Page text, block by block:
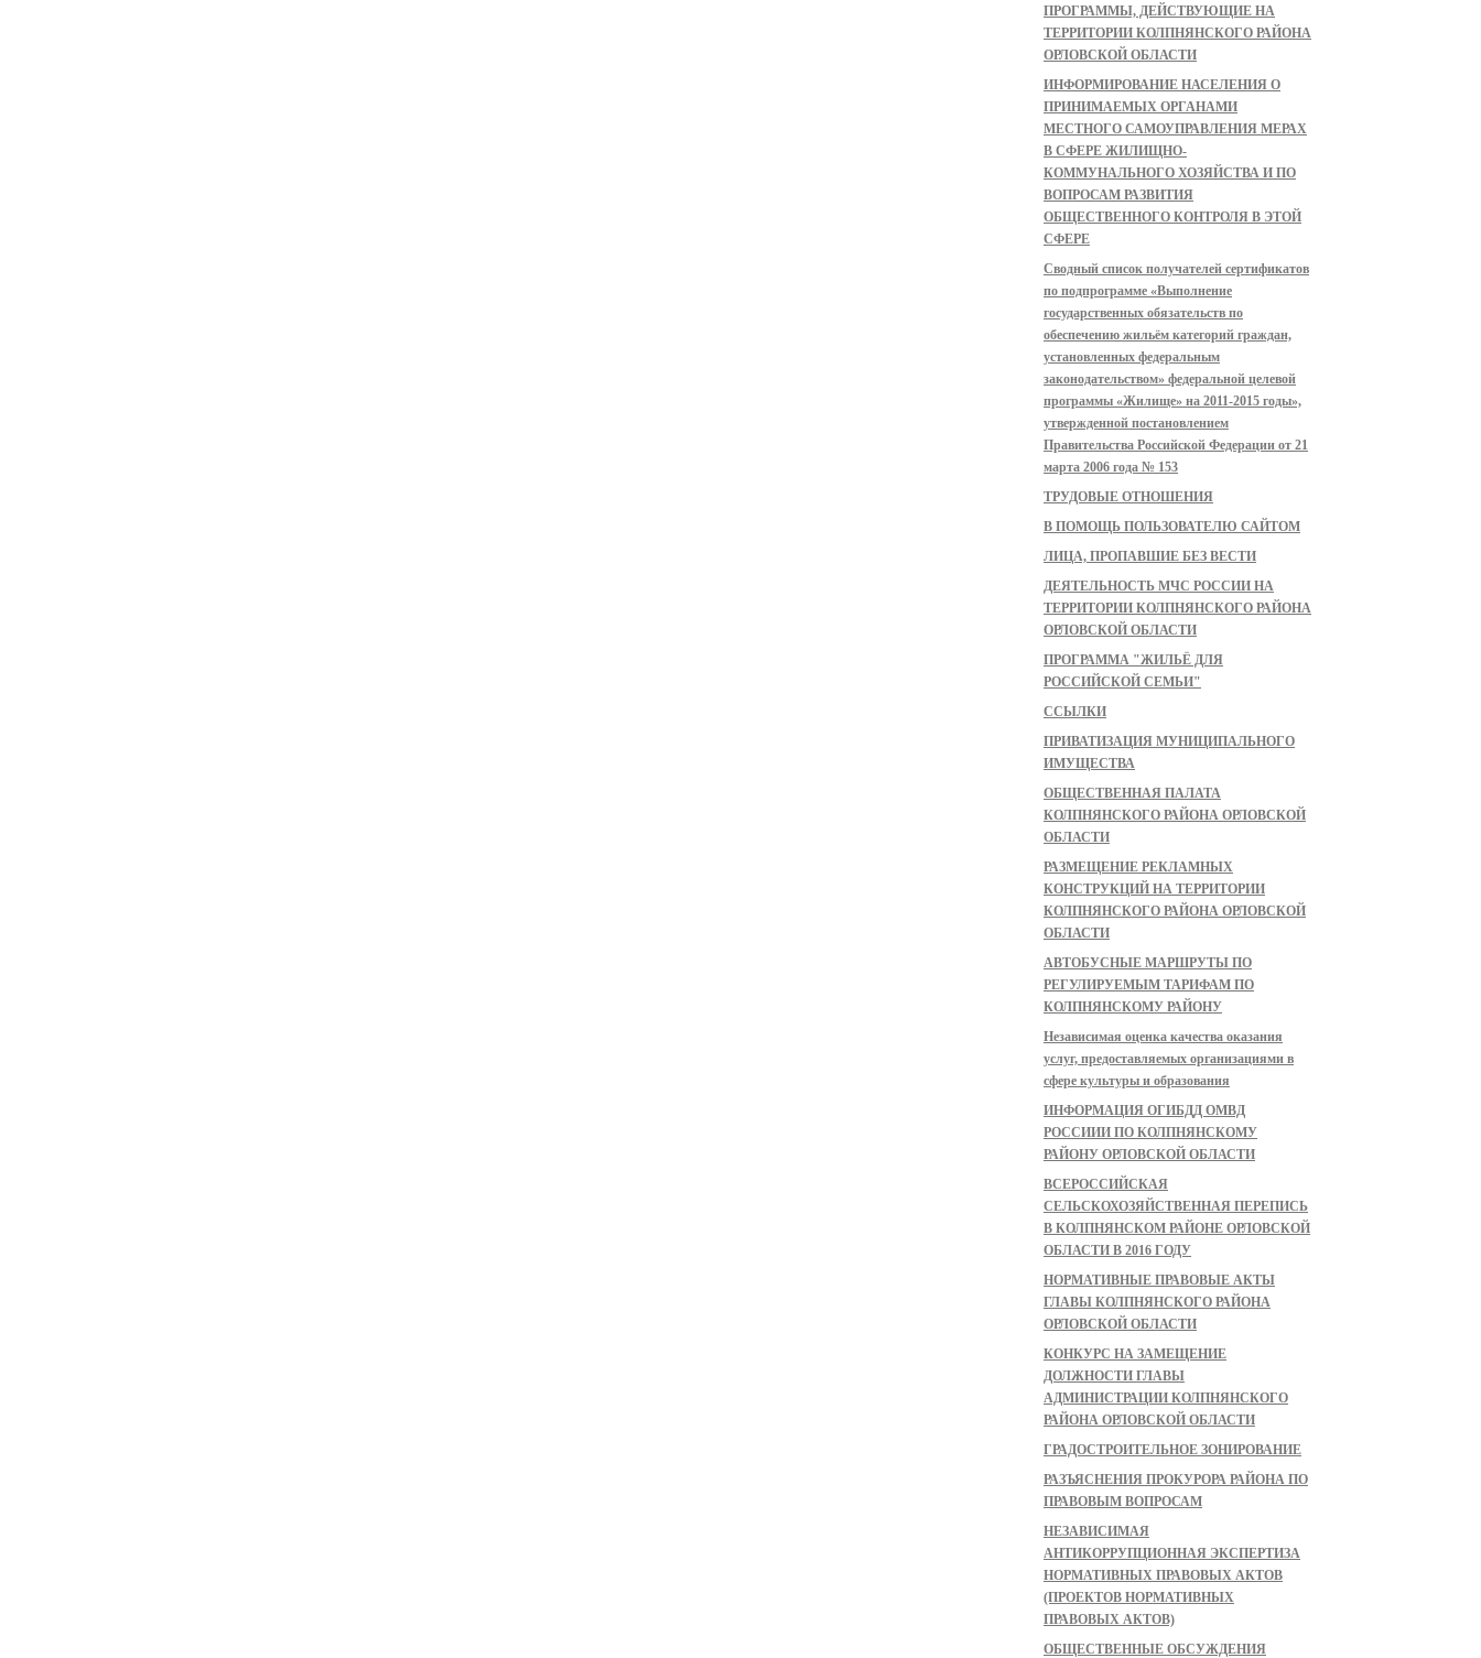
ПРОГРАММЫ, ДЕЙСТВУЮЩИЕ НА
ТЕРРИТОРИИ КОЛПНЯНСКОГО РАЙОНА
ОРЛОВСКОЙ ОБЛАСТИ
ИНФОРМИРОВАНИЕ НАСЕЛЕНИЯ О
ПРИНИМАЕМЫХ ОРГАНАМИ
МЕСТНОГО САМОУПРАВЛЕНИЯ МЕРАХ
В СФЕРЕ ЖИЛИЩНО-
КОММУНАЛЬНОГО ХОЗЯЙСТВА И ПО
ВОПРОСАМ РАЗВИТИЯ
ОБЩЕСТВЕННОГО КОНТРОЛЯ В ЭТОЙ
СФЕРЕ
Сводный список получателей сертификатов
по подпрограмме «Выполнение
государственных обязательств по
обеспечению жильём категорий граждан,
установленных федеральным
законодательством» федеральной целевой
программы «Жилище» на 2011-2015 годы»,
утвержденной постановлением
Правительства Российской Федерации от 21
марта 2006 года № 153
ТРУДОВЫЕ ОТНОШЕНИЯ
В ПОМОЩЬ ПОЛЬЗОВАТЕЛЮ САЙТОМ
ЛИЦА, ПРОПАВШИЕ БЕЗ ВЕСТИ
ДЕЯТЕЛЬНОСТЬ МЧС РОССИИ НА
ТЕРРИТОРИИ КОЛПНЯНСКОГО РАЙОНА
ОРЛОВСКОЙ ОБЛАСТИ
ПРОГРАММА "ЖИЛЬЁ ДЛЯ
РОССИЙСКОЙ СЕМЬИ"
ССЫЛКИ
ПРИВАТИЗАЦИЯ МУНИЦИПАЛЬНОГО
ИМУЩЕСТВА
ОБЩЕСТВЕННАЯ ПАЛАТА
КОЛПНЯНСКОГО РАЙОНА ОРЛОВСКОЙ
ОБЛАСТИ
РАЗМЕЩЕНИЕ РЕКЛАМНЫХ
КОНСТРУКЦИЙ НА ТЕРРИТОРИИ
КОЛПНЯНСКОГО РАЙОНА ОРЛОВСКОЙ
ОБЛАСТИ
АВТОБУСНЫЕ МАРШРУТЫ ПО
РЕГУЛИРУЕМЫМ ТАРИФАМ ПО
КОЛПНЯНСКОМУ РАЙОНУ
Независимая оценка качества оказания
услуг, предоставляемых организациями в
сфере культуры и образования
ИНФОРМАЦИЯ ОГИБДД ОМВД
РОССИИИ ПО КОЛПНЯНСКОМУ
РАЙОНУ ОРЛОВСКОЙ ОБЛАСТИ
ВСЕРОССИЙСКАЯ
СЕЛЬСКОХОЗЯЙСТВЕННАЯ ПЕРЕПИСЬ
В КОЛПНЯНСКОМ РАЙОНЕ ОРЛОВСКОЙ
ОБЛАСТИ В 2016 ГОДУ
НОРМАТИВНЫЕ ПРАВОВЫЕ АКТЫ
ГЛАВЫ КОЛПНЯНСКОГО РАЙОНА
ОРЛОВСКОЙ ОБЛАСТИ
КОНКУРС НА ЗАМЕЩЕНИЕ
ДОЛЖНОСТИ ГЛАВЫ
АДМИНИСТРАЦИИ КОЛПНЯНСКОГО
РАЙОНА ОРЛОВСКОЙ ОБЛАСТИ
ГРАДОСТРОИТЕЛЬНОЕ ЗОНИРОВАНИЕ
РАЗЪЯСНЕНИЯ ПРОКУРОРА РАЙОНА ПО
ПРАВОВЫМ ВОПРОСАМ
НЕЗАВИСИМАЯ
АНТИКОРРУПЦИОННАЯ ЭКСПЕРТИЗА
НОРМАТИВНЫХ ПРАВОВЫХ АКТОВ
(ПРОЕКТОВ НОРМАТИВНЫХ
ПРАВОВЫХ АКТОВ)
ОБЩЕСТВЕННЫЕ ОБСУЖДЕНИЯ